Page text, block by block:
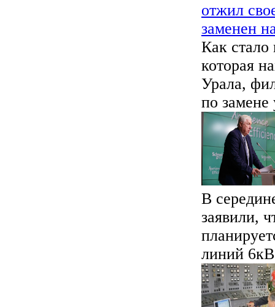
отжил
заменен
Как стало
которая
Урала,
по замене
В
заявили,
линий